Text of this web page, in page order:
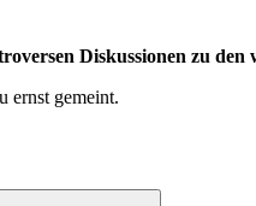
Diskussionen zu den
ernst gemeint.